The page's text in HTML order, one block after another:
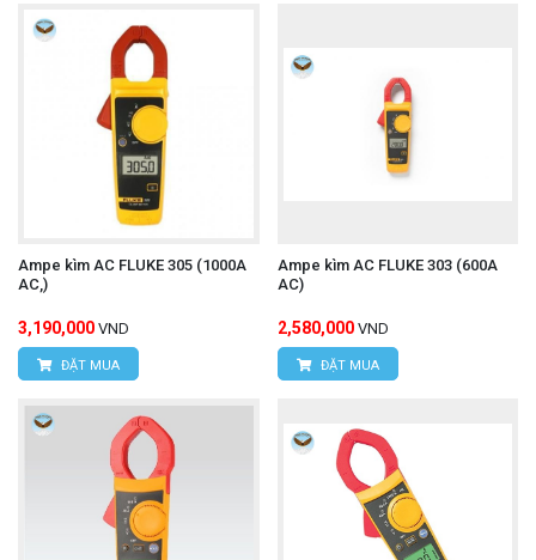
Ampe kìm AC FLUKE 305 (1000A
AC,)
3,190,000 VND
ĐẶT MUA
Ampe kìm AC FLUKE 303 (600A
AC)
2,580,000 VND
ĐẶT MUA